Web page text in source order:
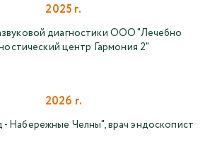
2025 г.
диагностики ООО "Лечебно
центр Гармония 2"
2026 г.
Набережные Челны", врач эндоскопист